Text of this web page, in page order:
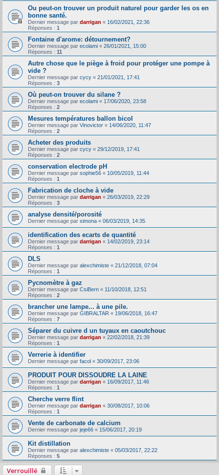
Ou peut-on trouver un produit naturel pour garder les os en
bonne santé.
Dernier message par darrigan « 16/02/2021, 22:36
Réponses : 1
Fontaine d'arome: détournement?
Dernier message par ecolami « 26/01/2021, 15:00
Réponses : 11
Autre chose que le piège à froid pour protéger une pompe à
vide ?
Dernier message par cycy « 21/01/2021, 17:41
Réponses : 3
Où peut-on trouver du silane ?
Dernier message par ecolami « 17/06/2020, 23:58
Réponses : 2
Mesures températures ballon bicol
Dernier message par Vinovictor « 14/06/2020, 11:47
Réponses : 2
Acheter des produits
Dernier message par cycy « 29/12/2019, 17:41
Réponses : 2
conservation electrode pH
Dernier message par sophie56 « 10/05/2019, 11:44
Réponses : 1
Fabrication de cloche à vide
Dernier message par darrigan « 26/03/2019, 22:29
Réponses : 3
analyse densité/porosité
Dernier message par simona « 06/03/2019, 14:35
identification des ecarts de quantité
Dernier message par darrigan « 14/02/2019, 23:14
Réponses : 1
DLS
Dernier message par alexchimiste « 21/12/2018, 07:04
Réponses : 1
Pycnomètre à gaz
Dernier message par CsiBern « 11/10/2018, 12:51
Réponses : 2
brancher une lampe... à une pile.
Dernier message par GIBRALTAR « 19/06/2018, 16:47
Réponses : 7
Séparer du cuivre d un tuyaux en caoutchouc
Dernier message par darrigan « 22/02/2018, 21:39
Réponses : 1
Verrerie à identifier
Dernier message par facol « 30/09/2017, 23:06
PRODUIT POUR DISSOUDRE LA LAINE
Dernier message par darrigan « 16/09/2017, 11:46
Réponses : 1
Cherche verre flint
Dernier message par darrigan « 30/08/2017, 10:06
Réponses : 1
Vente de carbonate de calcium
Dernier message par jeje66 « 15/06/2017, 20:19
Kit distillation
Dernier message par alexchimiste « 05/03/2017, 22:22
Réponses : 5
Verrouillé